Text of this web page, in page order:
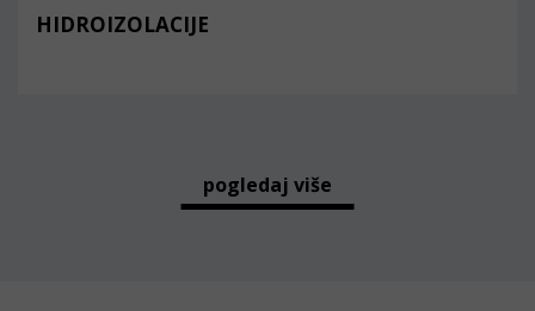
HIDROIZOLACIJE
pogledaj više